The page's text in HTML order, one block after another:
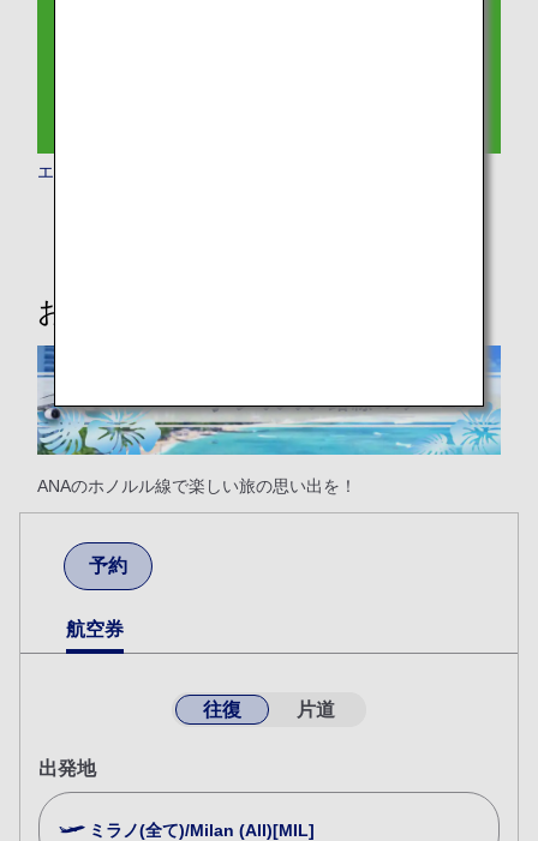
エコノミークラス
おススメ情報
ANAのホノルル線で楽しい旅の思い出を！
予約
航空券
往復 片道
出発地
ミラノ(全て)/Milan (All)[MIL]